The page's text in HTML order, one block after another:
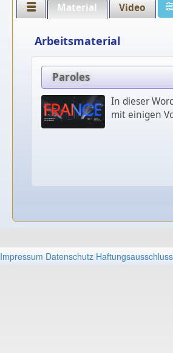
Material Video
Arbeitsmaterial
Paroles
In dieser
mit einigen
Impressum Datenschutz Haftungsausschluss